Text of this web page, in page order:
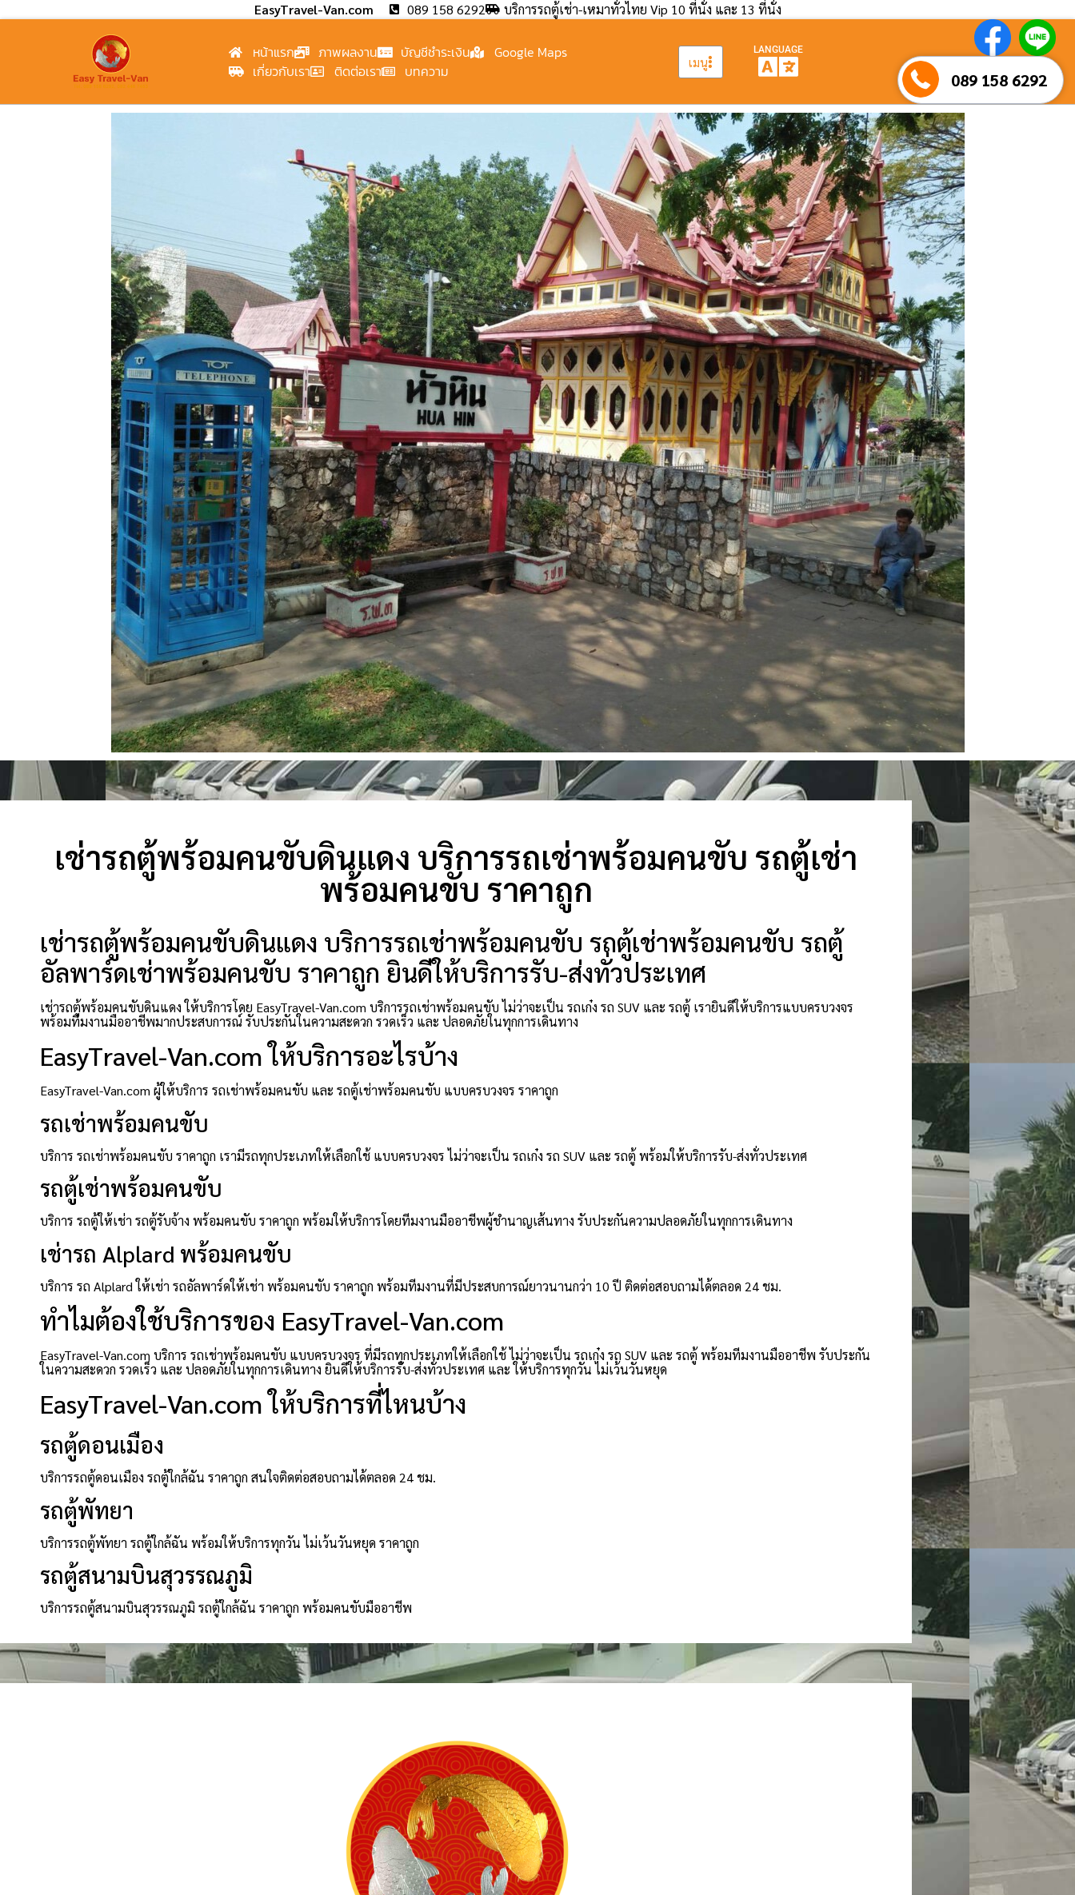
EasyTravel-Van.com 089 158 6292 บริการรถตู้เช่า-เหมาทั่วไทย Vip 10 ที่นั่ง และ 13 ที่นั่ง
หน้าแรก ภาพผลงาน บัญชีชำระเงิน
Google Maps
เกี่ยวกับเรา
ติดต่อเรา บทความ เมนู
LANGUAGE
089 158 6292
เช่ารถตู้พร้อมคนขับดินแดง บริการรถเช่าพร้อมคนขับ รถตู้เช่า
พร้อมคนขับ ราคาถูก
เช่ารถตู้พร้อมคนขับดินแดง บริการรถเช่าพร้อมคนขับ รถตู้เช่าพร้อมคนขับ รถตู้
อัลพาร์ดเช่าพร้อมคนขับ ราคาถูก ยินดีให้บริการรับ-ส่งทั่วประเทศ
เช่ารถตู้พร้อมคนขับดินแดง ให้บริการโดย EasyTravel-Van.com บริการรถเช่าพร้อมคนขับ ไม่ว่าจะเป็น รถเก๋ง รถ SUV และ รถตู้ เรายินดีให้บริการแบบครบวงจร
พร้อมทีมงานมืออาชีพมากประสบการณ์ รับประกันในความสะดวก รวดเร็ว และ ปลอดภัยในทุกการเดินทาง
EasyTravel-Van.com ให้บริการอะไรบ้าง
EasyTravel-Van.com ผู้ให้บริการ รถเช่าพร้อมคนขับ และ รถตู้เช่าพร้อมคนขับ แบบครบวงจร ราคาถูก
รถเช่าพร้อมคนขับ
บริการ รถเช่าพร้อมคนขับ ราคาถูก เรามีรถทุกประเภทให้เลือกใช้ แบบครบวงจร ไม่ว่าจะเป็น รถเก๋ง รถ SUV และ รถตู้ พร้อมให้บริการรับ-ส่งทั่วประเทศ
รถตู้เช่าพร้อมคนขับ
บริการ รถตู้ให้เช่า รถตู้รับจ้าง พร้อมคนขับ ราคาถูก พร้อมให้บริการโดยทีมงานมืออาชีพผู้ชำนาญเส้นทาง รับประกันความปลอดภัยในทุกการเดินทาง
เช่ารถ Alplard พร้อมคนขับ
บริการ รถ Alplard ให้เช่า รถอัลพาร์ดให้เช่า พร้อมคนขับ ราคาถูก พร้อมทีมงานที่มีประสบการณ์ยาวนานกว่า 10 ปี ติดต่อสอบถามได้ตลอด 24 ชม.
ทำไมต้องใช้บริการของ EasyTravel-Van.com
EasyTravel-Van.com บริการ รถเช่าพร้อมคนขับ แบบครบวงจร ที่มีรถทุกประเภทให้เลือกใช้ ไม่ว่าจะเป็น รถเก๋ง รถ SUV และ รถตู้ พร้อมทีมงานมืออาชีพ รับประกัน
ในความสะดวก รวดเร็ว และ ปลอดภัยในทุกการเดินทาง ยินดีให้บริการรับ-ส่งทั่วประเทศ และ ให้บริการทุกวัน ไม่เว้นวันหยุด
EasyTravel-Van.com ให้บริการที่ไหนบ้าง
รถตู้ดอนเมือง
บริการรถตู้ดอนเมือง รถตู้ใกล้ฉัน ราคาถูก สนใจติดต่อสอบถามได้ตลอด 24 ชม.
รถตู้พัทยา
บริการรถตู้พัทยา รถตู้ใกล้ฉัน พร้อมให้บริการทุกวัน ไม่เว้นวันหยุด ราคาถูก
รถตู้สนามบินสุวรรณภูมิ
บริการรถตู้สนามบินสุวรรณภูมิ รถตู้ใกล้ฉัน ราคาถูก พร้อมคนขับมืออาชีพ